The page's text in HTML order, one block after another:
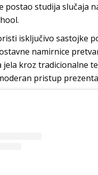
postao studija slučaja
isključivo sastojke
namirnice
jela kroz tradicionalne
pristup